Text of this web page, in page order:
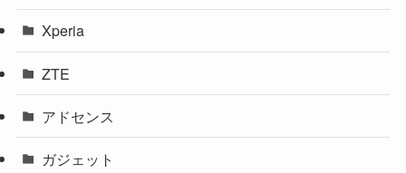
Xperia
ZTE
アドセンス
ガジェット